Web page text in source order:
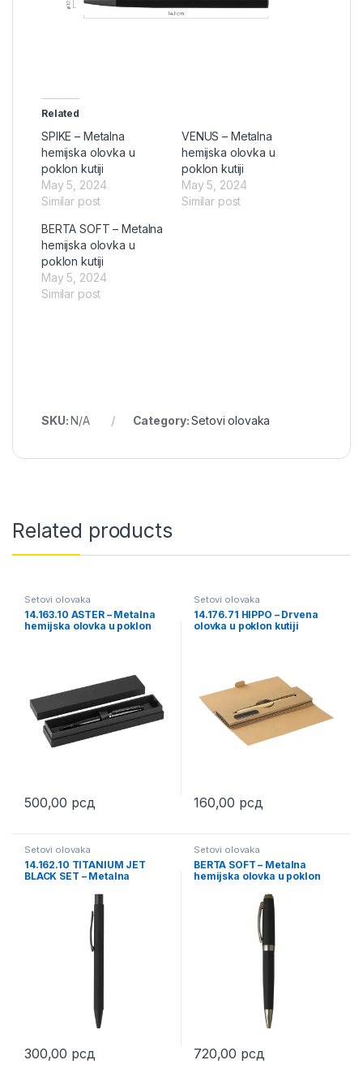
Related
SPIKE – Metalna
hemijska olovka u
poklon kutiji
May 5, 2024
Similar post
VENUS – Metalna
hemijska olovka u
poklon kutiji
May 5, 2024
Similar post
BERTA SOFT – Metalna
hemijska olovka u
poklon kutiji
May 5, 2024
Similar post
SKU:N/A Category:Setovi olovaka
Related products
Setovi olovaka
14.163.10 ASTER – Metalna
hemijska olovka u poklon
500,00 рсд
Setovi olovaka
14.176.71 HIPPO – Drvena
olovka u poklon kutiji
160,00 рсд
Setovi olovaka
14.162.10 TITANIUM JET
BLACK SET – Metalna
300,00 рсд
Setovi olovaka
BERTA SOFT – Metalna
hemijska olovka u poklon
720,00 рсд
This product has multiple